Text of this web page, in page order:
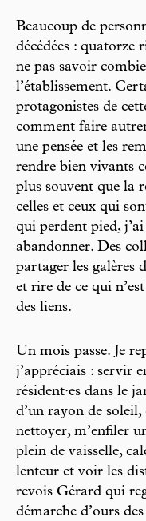
Beaucoup de
décédées : quatorze
ne pas savoir
l’établissement.
protagonistes de
comment faire
une pensée et les
rendre bien vivants
plus souvent que la
celles et ceux qui
qui perdent pied,
abandonner. Des
partager les galères
et rire de ce qui
des liens.
Un mois passe. Je
j’appréciais : servir
résident·es dans le
d’un rayon de
nettoyer, m’enfiler
plein de vaisselle,
lenteur et voir les
revois Gérard qui
démarche d’ours